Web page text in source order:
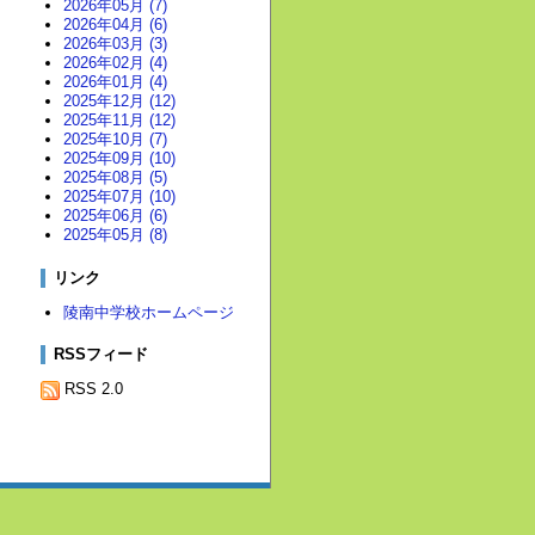
2026年05月 (7)
2026年04月 (6)
2026年03月 (3)
2026年02月 (4)
2026年01月 (4)
2025年12月 (12)
2025年11月 (12)
2025年10月 (7)
2025年09月 (10)
2025年08月 (5)
2025年07月 (10)
2025年06月 (6)
2025年05月 (8)
リンク
陵南中学校ホームページ
RSSフィード
RSS 2.0